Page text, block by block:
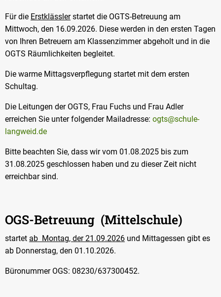
Für die Erstklässlerstartet die OGTS-Betreuung am
Mittwoch, den 16.09.2026. Diese werden in den ersten Tagen
von Ihren Betreuern am Klassenzimmer abgeholt und in die
OGTS Räumlichkeiten begleitet.
Die warme Mittagsverpflegung startet mit dem ersten
Schultag.
Die Leitungen der OGTS, Frau Fuchs und Frau Adler
erreichen Sie unter folgender Mailadresse: ogts@schule-
langweid.de
Bitte beachten Sie, dass wir vom 01.08.2025 bis zum
31.08.2025 geschlossen haben und zu dieser Zeit nicht
erreichbar sind.
OGS-Betreuung (Mittelschule)
startet ab Montag, der 21.09.2026 und Mittagessen gibt es
ab Donnerstag, den 01.10.2026.
Büronummer OGS: 08230/637300452.